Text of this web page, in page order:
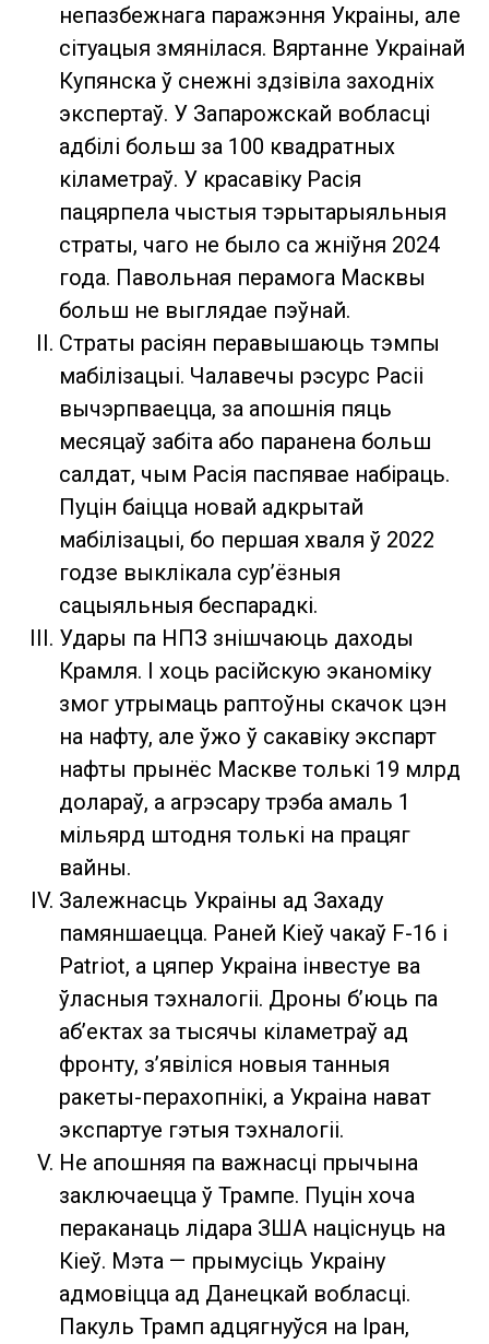
непазбежнага паражэння Украіны, але
сітуацыя змянілася. Вяртанне Украінай
Купянска ў снежні здзівіла заходніх
экспертаў. У Запарожскай вобласці
адбілі больш за 100 квадратных
кіламетраў. У красавіку Расія
пацярпела чыстыя тэрытарыяльныя
страты, чаго не было са жніўня 2024
года. Павольная перамога Масквы
больш не выглядае пэўнай.
Страты расіян перавышаюць тэмпы
мабілізацыі. Чалавечы рэсурс Расіі
вычэрпваецца, за апошнія пяць
месяцаў забіта або паранена больш
салдат, чым Расія паспявае набіраць.
Пуцін баіцца новай адкрытай
мабілізацыі, бо першая хваля ў 2022
годзе выклікала сур’ёзныя
сацыяльныя беспарадкі.
Удары па НПЗ знішчаюць даходы
Крамля. І хоць расійскую эканоміку
змог утрымаць раптоўны скачок цэн
на нафту, але ўжо ў сакавіку экспарт
нафты прынёс Маскве толькі 19 млрд
долараў, а агрэсару трэба амаль 1
мільярд штодня толькі на працяг
вайны.
Залежнасць Украіны ад Захаду
памяншаецца. Раней Кіеў чакаў F-16 і
Patriot, а цяпер Украіна інвестуе ва
ўласныя тэхналогіі. Дроны б’юць па
аб’ектах за тысячы кіламетраў ад
фронту, з’явіліся новыя танныя
ракеты-перахопнікі, а Украіна нават
экспартуе гэтыя тэхналогіі.
Не апошняя па важнасці прычына
заключаецца ў Трампе. Пуцін хоча
пераканаць лідара ЗША націснуць на
Кіеў. Мэта — прымусіць Украіну
адмовіцца ад Данецкай вобласці.
Пакуль Трамп адцягнуўся на Іран,